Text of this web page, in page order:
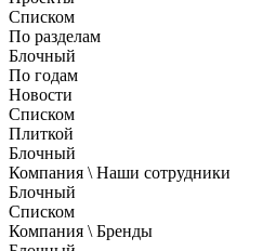
Списком
По разделам
Блочный
По годам
Новости
Списком
Плиткой
Блочный
Компания \ Наши сотрудники
Блочный
Списком
Компания \ Бренды